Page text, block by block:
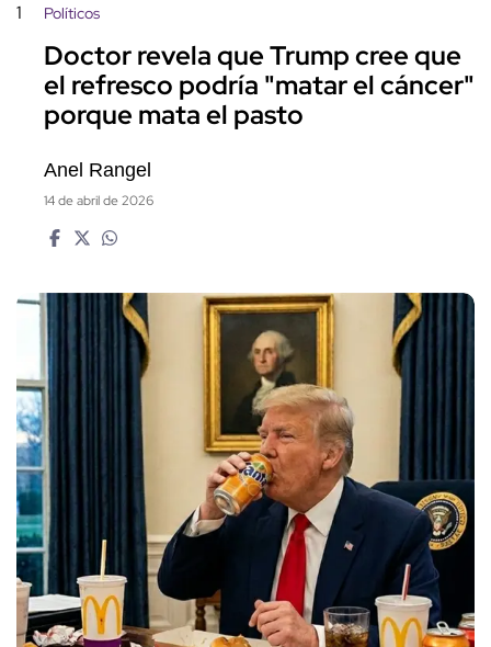
1 Políticos
Doctor revela que Trump cree que
el refresco podría "matar el cáncer"
porque mata el pasto
Anel Rangel
14 de abril de 2026